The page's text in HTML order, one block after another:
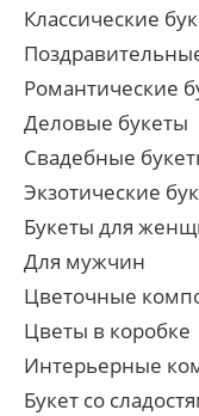
Классические
Романтические
Деловые букеты
Свадебные
Экзотические
Букеты для
Для мужчин
Цветочные
Цветы в коробке
Интерьерные
Букет со